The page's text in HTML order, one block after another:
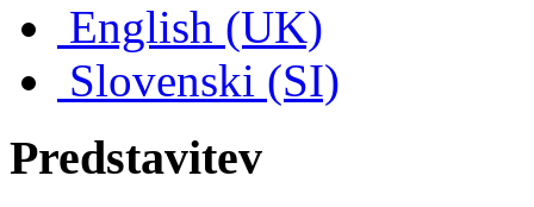
English (UK)
Slovenski (SI)
Predstavitev